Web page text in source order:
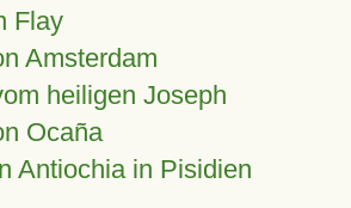
Flay
Amsterdam
heiligen Joseph
Ocaña
Antiochia in Pisidien